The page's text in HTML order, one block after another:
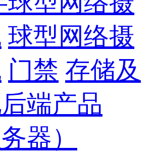
球型网络摄
门禁 存储及
端产品
器）